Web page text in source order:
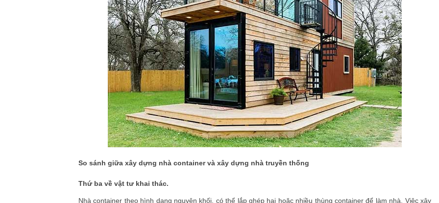
So sánh giữa xây dựng nhà container và xây dựng nhà truyền thống
Thứ ba về vật tư khai thác.
Nhà container theo hình dạng nguyên khối, có thể lắp ghép hai hoặc nhiều thùng container để làm nhà. Việc xây